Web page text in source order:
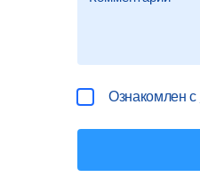
Ознакомлен с